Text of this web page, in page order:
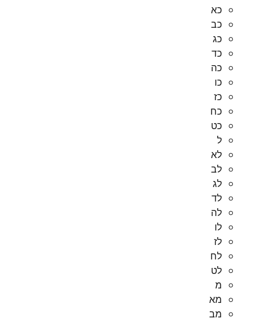
כא
כב
כג
כד
כה
כו
כז
כח
כט
ל
לא
לב
לג
לד
לה
לו
לז
לח
לט
מ
מא
מב